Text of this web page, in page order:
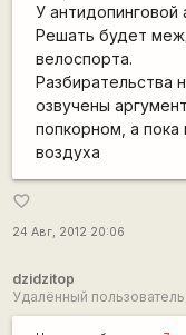
У антидопинговой
Решать будет
велоспорта.
Разбирательства
озвучены
попкорном, а пока
воздуха
favorite_border
24 Авг, 2012 20:06
dzidzitop
Удалённый пользователь